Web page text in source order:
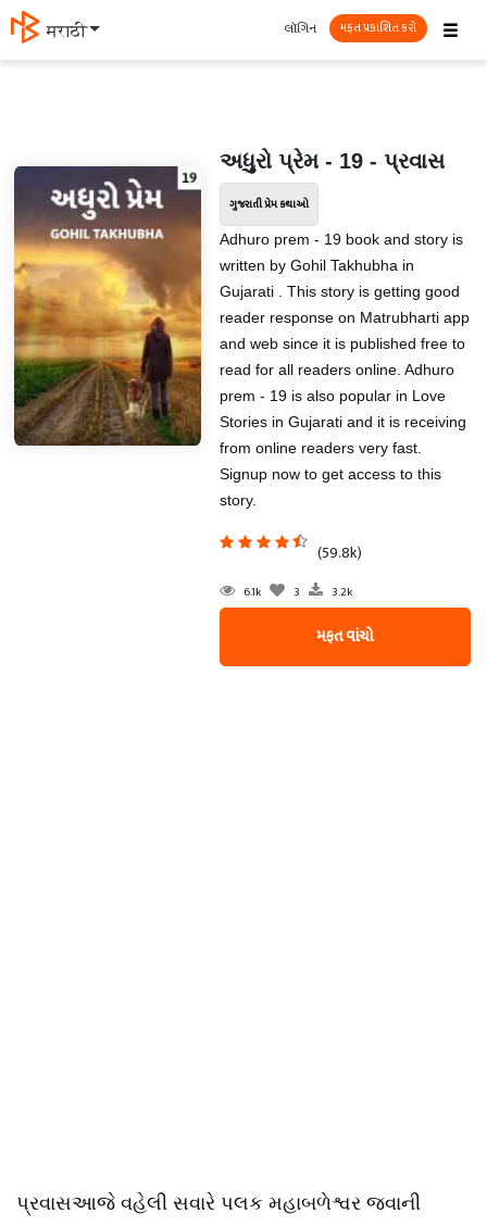
मराठी ☰
લૉગિન મફત પ્રકાશિત કરો
અધુુુરો પ્રેમ - 19 - પ્રવાસ
ગુજરાતી પ્રેમ કથાઓ
Adhuro prem - 19 book and story is
written by Gohil Takhubha in
Gujarati . This story is getting good
reader response on Matrubharti app
and web since it is published free to
read for all readers online. Adhuro
prem - 19 is also popular in Love
Stories in Gujarati and it is receiving
from online readers very fast.
Signup now to get access to this
story.
(59.8k)
6.1k 3 3.2k
મફત વાંચો
પ્રવાસઆજે વહેલી સવારે પલક મહાબળેશ્વર જવાની